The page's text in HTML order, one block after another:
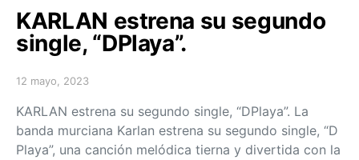
KARLAN estrena su segundo
single, “DPlaya”.
Posted on
12 mayo, 2023
KARLAN estrena su segundo single, “DPlaya”. La
banda murciana Karlan estrena su segundo single, “D
Playa”, una canción melódica tierna y divertida con la